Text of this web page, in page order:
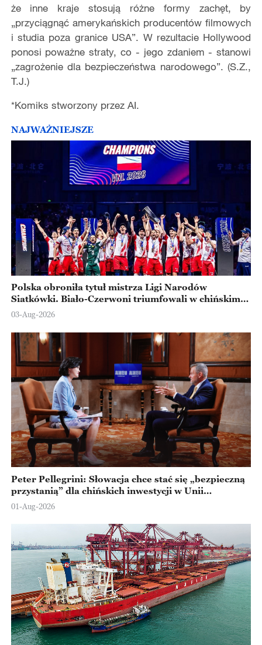
że inne kraje stosują różne formy zachęt, by
„przyciągnąć amerykańskich producentów filmowych
i studia poza granice USA”. W rezultacie Hollywood
ponosi poważne straty, co - jego zdaniem - stanowi
„zagrożenie dla bezpieczeństwa narodowego”. (S.Z.,
T.J.)
*Komiks stworzony przez AI.
NAJWAŻNIEJSZE
Polska obroniła tytuł mistrza Ligi Narodów
Siatkówki. Biało-Czerwoni triumfowali w chińskim
Ningbo
03-Aug-2026
Peter Pellegrini: Słowacja chce stać się „bezpieczną
przystanią” dla chińskich inwestycji w Unii
Europejskiej
01-Aug-2026